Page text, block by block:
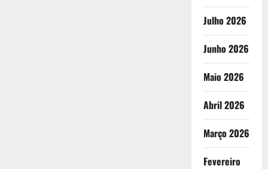
Julho 2026
Junho 2026
Maio 2026
Abril 2026
Março 2026
Fevereiro